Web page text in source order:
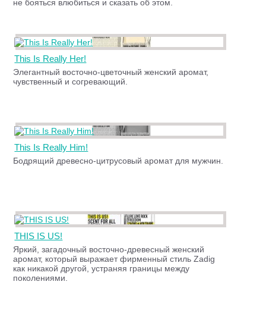
не бояться влюбиться и сказать об этом.
This Is Really Her!
Элегантный восточно-цветочный женский аромат,
чувственный и согревающий.
This Is Really Him!
Бодрящий древесно-цитрусовый аромат для мужчин.
THIS IS US!
Яркий, загадочный восточно-древесный женский
аромат, который выражает фирменный стиль Zadig
как никакой другой, устраняя границы между
поколениями.